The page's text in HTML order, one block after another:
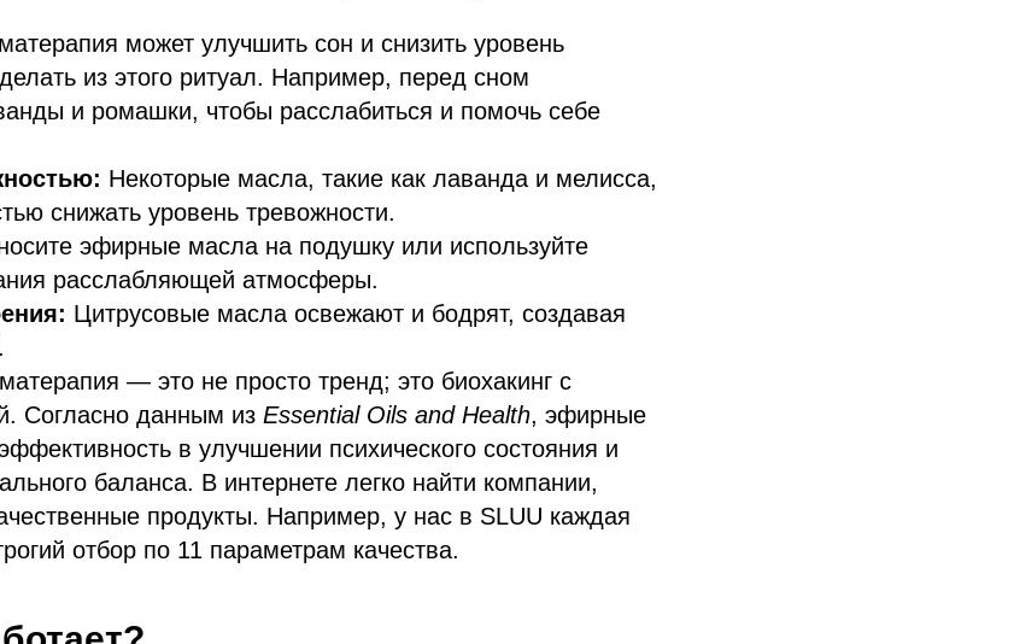
может улучшить сон и снизить уровень
из этого ритуал. Например, перед сном
и ромашки, чтобы расслабиться и помочь себе
Некоторые масла, такие как лаванда и мелисса,
снижать уровень тревожности.
эфирные масла на подушку или используйте
расслабляющей атмосферы.
Цитрусовые масла освежают и бодрят, создавая
— это не просто тренд; это биохакинг с
Согласно данным из Essential Oils and Health, эфирные
в улучшении психического состояния и
баланса. В интернете легко найти компании,
продукты. Например, у нас в SLUU каждая
отбор по 11 параметрам качества.